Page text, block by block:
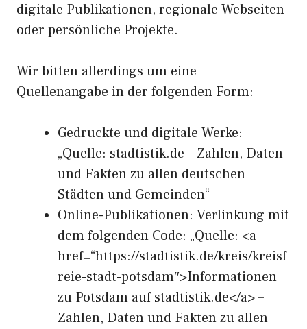
digitale Publikationen, regionale Webseiten
oder persönliche Projekte.
Wir bitten allerdings um eine
Quellenangabe in der folgenden Form:
Gedruckte und digitale Werke:
„Quelle: stadtistik.de – Zahlen, Daten
und Fakten zu allen deutschen
Städten und Gemeinden“
Online-Publikationen: Verlinkung mit
dem folgenden Code: „Quelle: <a
href=“https://stadtistik.de/kreis/kreisf
reie-stadt-potsdam″>Informationen
zu Potsdam auf stadtistik.de</a> –
Zahlen, Daten und Fakten zu allen